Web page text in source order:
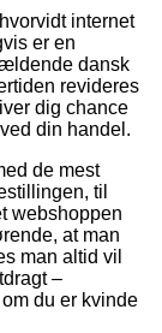
internet
er en
dansk
revideres
dig chance
din handel.
de mest
til
webshoppen
at man
man altid vil
–
du er kvinde